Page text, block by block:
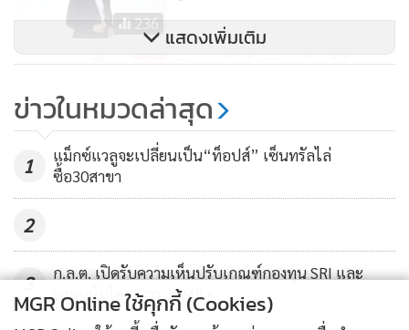
236
6,761
EP ออกหุ้นกู้ 1.5 พันล้าน ให้
ก.ย.นี้
แสดงเพิ่มเติม
ข่าวในหมวดล่าสุด
1
แม็กซ์แวลูจะเปลี่ยนเป็น“ท็อปส์” เซ็นทรัลไล่
ซื้อ30สาขา
2
3
ก.ล.ต. เปิดรับความเห็นปรับเกณฑ์กองทุน SRI และ
ลงทุนหุ้นโครงการ JUMP+
MGR Online ใช้คุกกี้ (Cookies)